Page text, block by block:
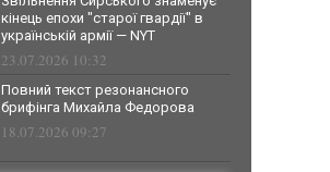
кінець епохи "старої гвардії" в
українській армії — NYT
23.07.2026 10:32
Повний текст резонансного
брифінга Михайла Федорова
18.07.2026 09:27